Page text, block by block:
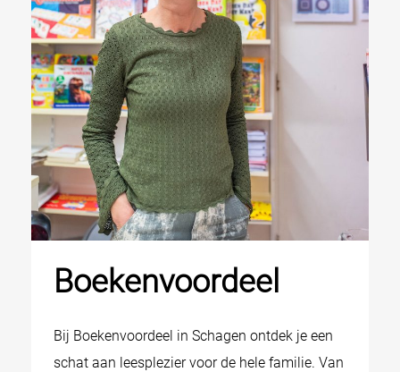
Boekenvoordeel
Bij Boekenvoordeel in Schagen ontdek je een
schat aan leesplezier voor de hele familie. Van